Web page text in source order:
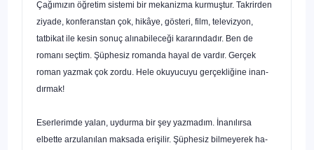
Çağımızın öğretim sistemi bir mekanizma kurmuştur. Takrirden
ziyade, konferanstan çok, hikâye, gösteri, film, tele­vizyon,
tatbikat ile kesin sonuç alınabileceği kararındadır. Ben de
romanı seçtim. Şüphesiz romanda hayal de vardır. Gerçek
roman yazmak çok zordu. Hele okuyucuyu gerçekliğine inan­
dırmak!
Eserlerimde yalan, uydurma bir şey yazmadım. İnanılırsa
elbette arzulanılan maksada erişilir. Şüphesiz bilmeyerek ha­